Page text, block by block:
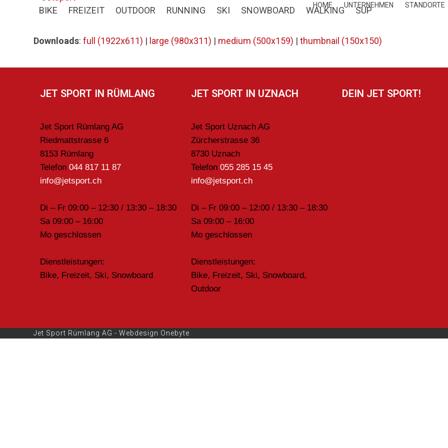
HOME UNTERNEHMEN STANDORTE
BIKE FREIZEIT OUTDOOR RUNNING SKI SNOWBOARD WALKING SUP
Downloads:full (1922x611) | large (980x311) | medium (500x159) |thumbnail (150x150)
JET SPORT IN RÜMLANG
Jet Sport Rümlang AG
Riedmattstrasse 6
8153 Rümlang
Telefon 044 817 11 87
info@jetsport.ch
Di – Fr 09:00 – 12:30 / 13:30 – 18:30
Sa 09:00 – 16:00
Mo geschlossen
Dienstleistungen:
Bike, Freizeit, Ski, Snowboard
JET SPORT IN UZNACH
Jet Sport Uznach AG
Zürcherstrasse 36
8730 Uznach
Telefon055 285 15 45
info@jetsport.ch
Di – Fr 09:00 – 12:00 / 13:30 – 18:30
Sa 09:00 – 16:00
Mo geschlossen
Dienstleistungen:
Bike, Freizeit, Ski, Snowboard,
Outdoor
DEIN JET SPORT!
Jet Sport Rümlang AG -Webdesign Onebyte